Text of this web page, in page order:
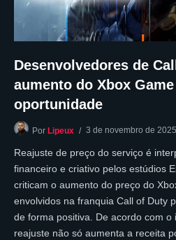
Desenvolvedores de
aumento do Xbox
oportunidade
Por Lipeux 3 de novembro de 2025
Reajuste de preço do serviço é
financeiro e criativo pelos estúdios
criticam o aumento do preço do
envolvidos na franquia Call of Duty
de forma positiva. De acordo com o
reajuste não só aumenta a receita